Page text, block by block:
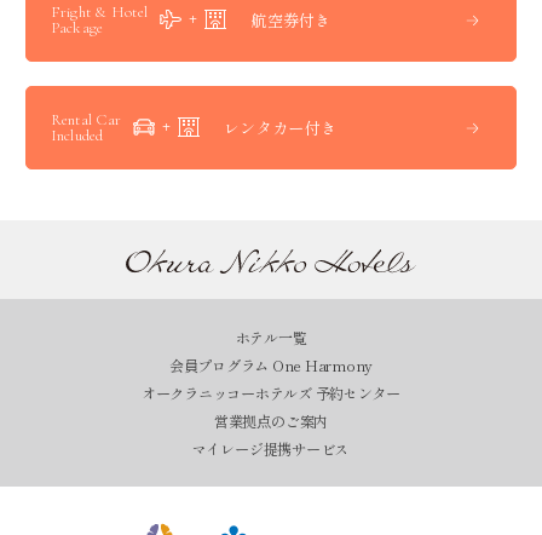
Fright & Hotel
Package
航空券付き
Rental Car
Included
レンタカー付き
ホテル一覧
会員プログラム One Harmony
オークラニッコーホテルズ 予約センター
営業拠点のご案内
マイレージ提携サービス